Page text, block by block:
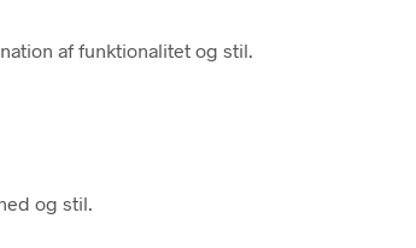
af funktionalitet og stil.
og stil.